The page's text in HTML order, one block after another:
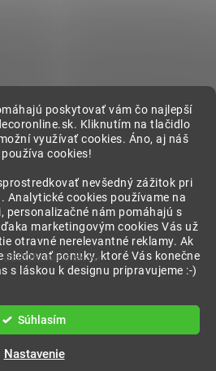
poskytovať vám čo najlepší
Kliknutím na tlačidlo
využívať cookies. Áno, aj náš
cookies!
nevšedný zážitok pri
Analytické cookies používame na
personalizačné nám pomáhajú s
marketingovým cookies Vás už
otravné nerelevantné reklamy. Ak
sledovať ponuky, ktoré Vás konečne
s láskou k designu pripravujeme :-)
Súhlasím
Nastavenie
DECORonline.sk